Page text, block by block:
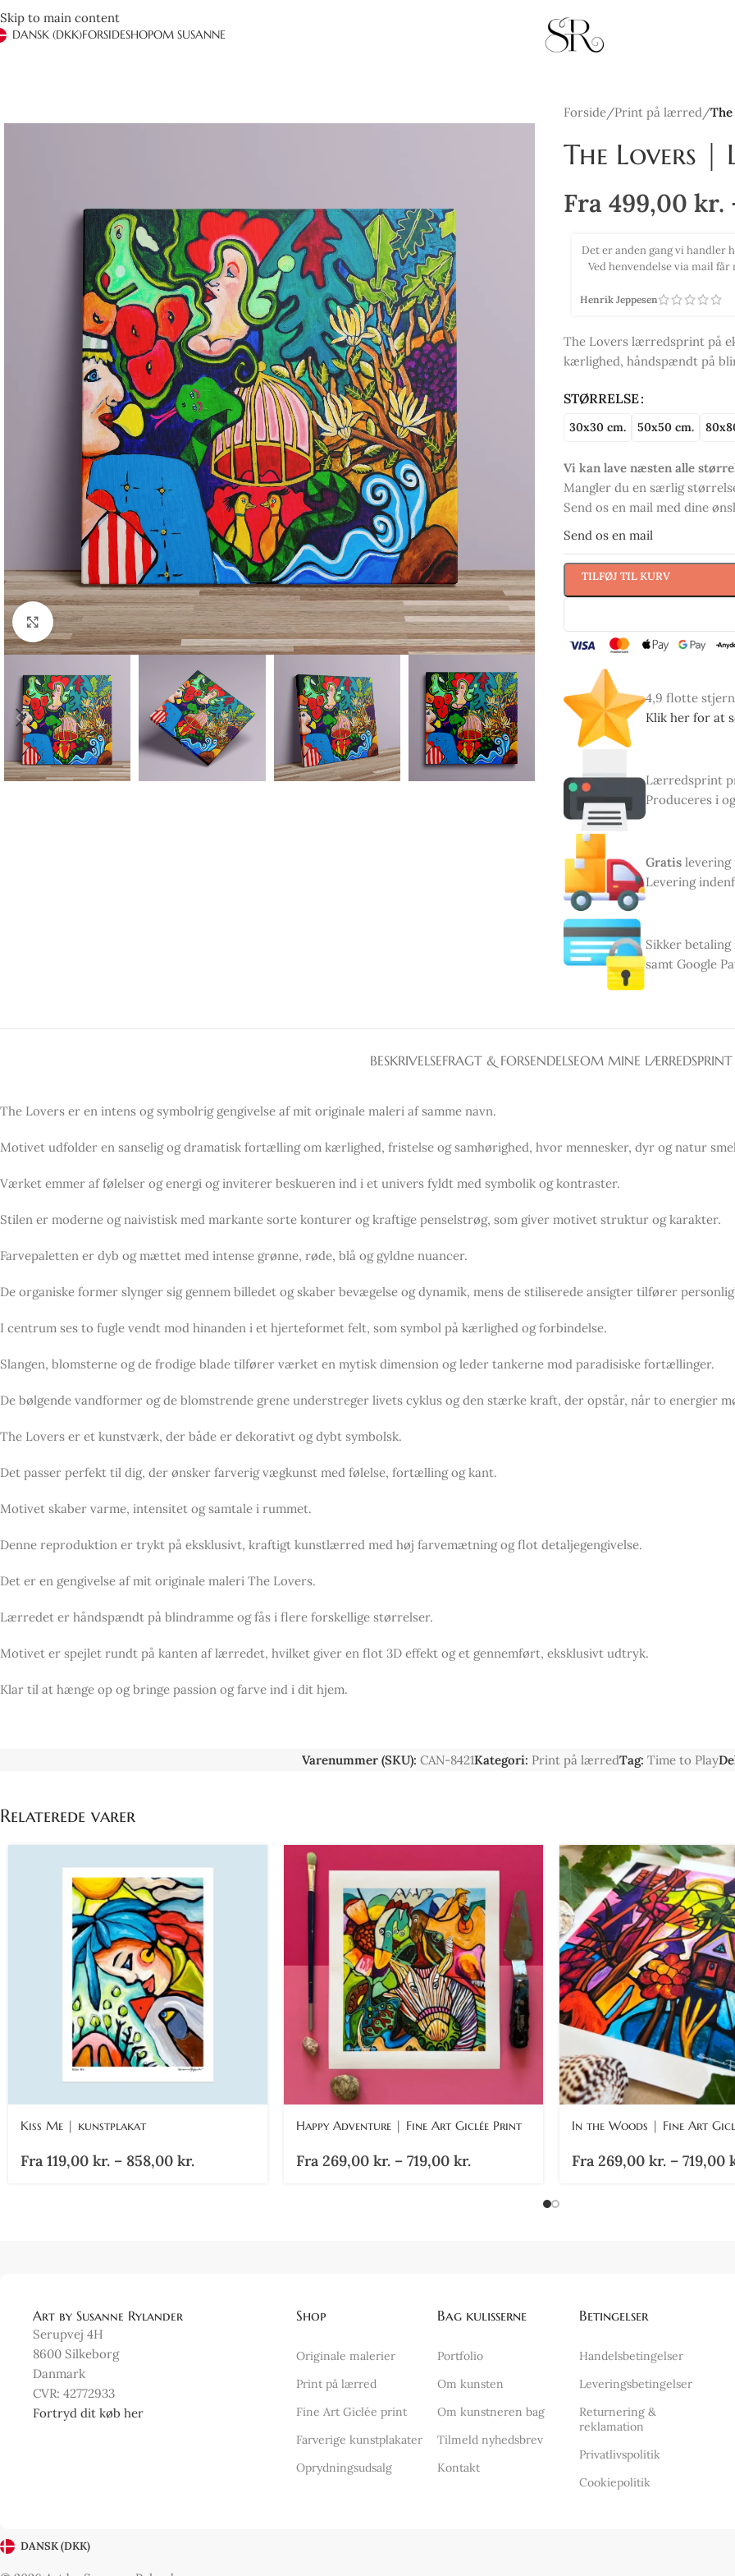
Skip to main content
DANSK (DKK)FORSIDESHOPOM SUSANNE
Click to enlarge
Forside/Print på lærred/
The Lovers
Fra 499,00 kr.
Det er anden gang vi handler hos Susanne Rylander. Hurtig og effektiv betjening og hurtig afsendelse.
Ved henvendelse via mail får man hurtigt og brugbart svar. Kan kun anbefales og så er vi vilde med
hendes farver.
Henrik Jeppesen
Købte 2 smukke print med
efter de 2 billeder kom op,
Tina Selsmark
The Lovers lærredsprint på
kærlighed, håndspændt på
STØRRELSE
30x30 cm. 50x50 cm.
Vi kan lave næsten alle
Mangler du en særlig
Send os en mail med dine
Send os en mail
TILFØJ TIL KURV
4,9 flotte
Klik her for at
Lærredsprint
Produceres i
Gratis levering
Levering
Sikker
samt Google
BESKRIVELSEFRAGT & FORSENDELSEOM MINE LÆRREDSPRINT
The Lovers er en intens og symbolrig gengivelse af mit originale maleri af samme navn.
Motivet udfolder en sanselig og dramatisk fortælling om kærlighed, fristelse og samhørighed, hvor mennesker, dyr og natur
Værket emmer af følelser og energi og inviterer beskueren ind i et univers fyldt med symbolik og kontraster.
Stilen er moderne og naivistisk med markante sorte konturer og kraftige penselstrøg, som giver motivet struktur og karakter.
Farvepaletten er dyb og mættet med intense grønne, røde, blå og gyldne nuancer.
De organiske former slynger sig gennem billedet og skaber bevægelse og dynamik, mens de stiliserede ansigter tilfører
I centrum ses to fugle vendt mod hinanden i et hjerteformet felt, som symbol på kærlighed og forbindelse.
Slangen, blomsterne og de frodige blade tilfører værket en mytisk dimension og leder tankerne mod paradisiske fortællinger.
De bølgende vandformer og de blomstrende grene understreger livets cyklus og den stærke kraft, der opstår, når to energier
The Lovers er et kunstværk, der både er dekorativt og dybt symbolsk.
Det passer perfekt til dig, der ønsker farverig vægkunst med følelse, fortælling og kant.
Motivet skaber varme, intensitet og samtale i rummet.
Denne reproduktion er trykt på eksklusivt, kraftigt kunstlærred med høj farvemætning og flot detaljegengivelse.
Det er en gengivelse af mit originale maleri The Lovers.
Lærredet er håndspændt på blindramme og fås i flere forskellige størrelser.
Motivet er spejlet rundt på kanten af lærredet, hvilket giver en flot 3D effekt og et gennemført, eksklusivt udtryk.
Klar til at hænge op og bringe passion og farve ind i dit hjem.
Varenummer (SKU): CAN-8421Kategori: Print på lærredTag: Time to Play
Relaterede varer
Kiss Me | kunstplakat
Fra 119,00 kr. – 858,00 kr.
Happy Adventure | Fine Art Giclée Print
Fra 269,00 kr. – 719,00 kr.
In the Woods | Fine Art
Fra 269,00 kr. – 719,00
Art by Susanne Rylander
Serupvej 4H
8600 Silkeborg
Danmark
CVR: 42772933
Fortryd dit køb her
Shop
Originale malerier
Print på lærred
Fine Art Giclée print
Farverige kunstplakater
Oprydningsudsalg
Bag kulisserne
Portfolio
Om kunsten
Om kunstneren bag
Tilmeld nyhedsbrev
Kontakt
Betingelser
Handelsbetingelser
Leveringsbetingelser
Returnering &
reklamation
Privatlivspolitik
Cookiepolitik
DANSK (DKK)